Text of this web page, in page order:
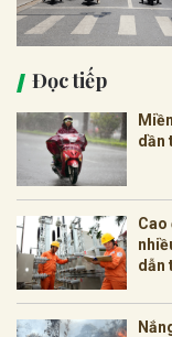
Đọc tiếp
dần
Cao
dẫn